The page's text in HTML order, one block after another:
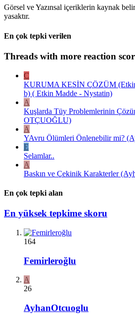
Görsel ve Yazınsal içeriklerin kaynak
yasaktır.
En çok tepki verilen
Threads with more reaction
C
KURUMA KESİN ÇÖZÜM
b) ( Etkin Madde - Nystatin)
A
Kuşlarda Tüy Problemlerinin
OTÇUOĞLU)
A
YAvru Ölümleri Önlenebilir mi?
E
Selamlar..
A
Baskın ve Çekinik Karakterler
En çok tepki alan
En yüksek tepkime skoru
164
Femirleroğlu
A
26
AyhanOtcuoglu